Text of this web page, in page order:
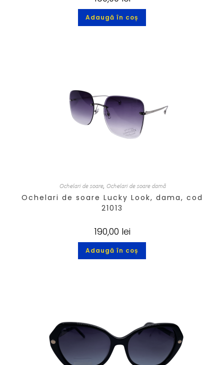
Adaugă în coș
Ochelari de soare, Ochelari de soare damă
Ochelari de soare Lucky Look, dama, cod
21013
190,00 lei
Adaugă în coș